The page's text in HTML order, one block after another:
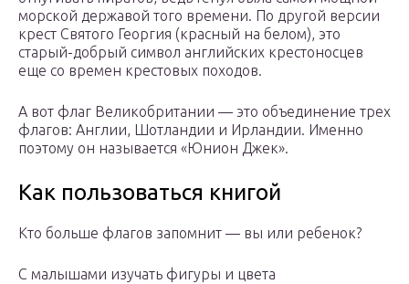
морской державой того времени. По другой версии
крест Святого Георгия (красный на белом), это
старый-добрый символ английских крестоносцев
еще со времен крестовых походов.
А вот флаг Великобритании — это объединение трех
флагов: Англии, Шотландии и Ирландии. Именно
поэтому он называется «Юнион Джек».
Как пользоваться книгой
Кто больше флагов запомнит — вы или ребенок?
С малышами изучать фигуры и цвета